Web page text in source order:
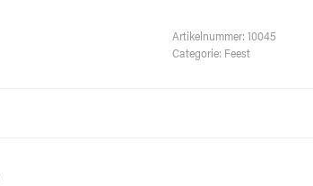
Artikelnummer: 10045
Categorie: Feest